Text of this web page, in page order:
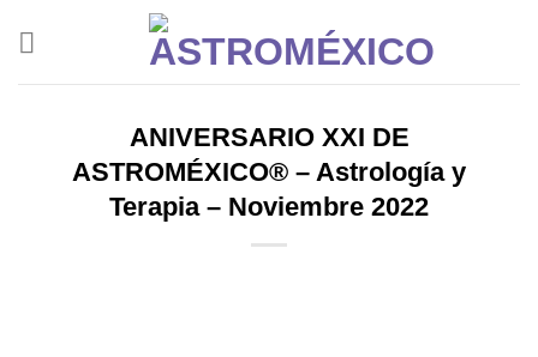
ANIVERSARIO XXI DE
ASTROMÉXICO® – Astrología y
Terapia – Noviembre 2022